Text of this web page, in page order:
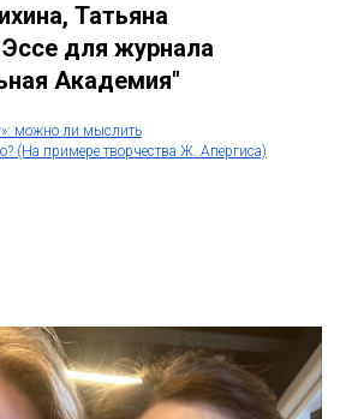
Татьяна
для журнала
Академия"
можно ли мыслить
(На примере творчества Ж. Апергиса)